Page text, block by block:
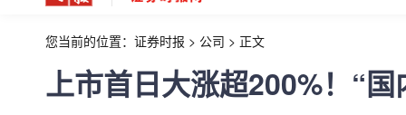
您当前的位置： 证券时报 > 公司 > 正文
上市首日大涨超200%！“